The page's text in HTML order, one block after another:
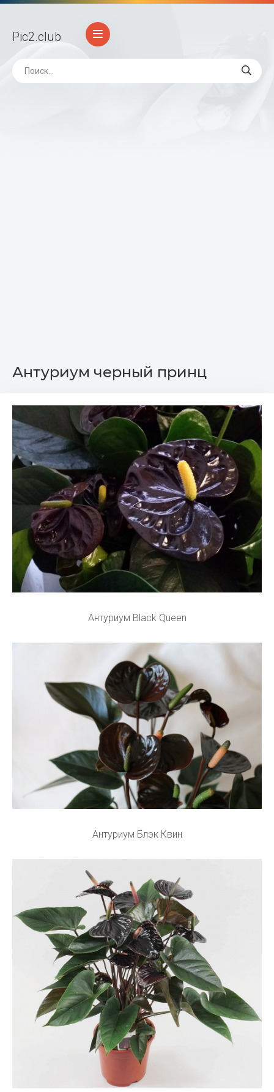
Pic2.club
Антуриум черный принц
Антуриум Black Queen
Антуриум Блэк Квин